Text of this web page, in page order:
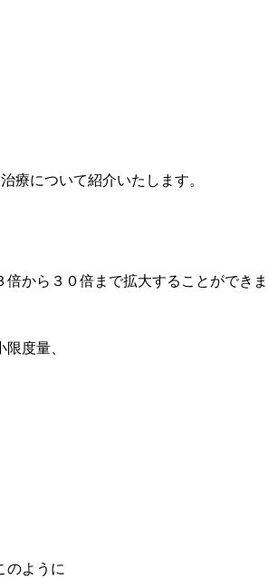
療について紹介いたします。
から３０倍まで拡大することができま
度量、
のように